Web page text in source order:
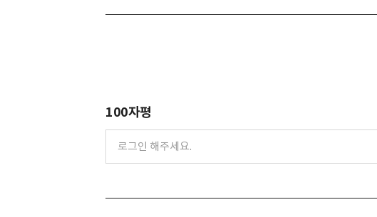
100자평